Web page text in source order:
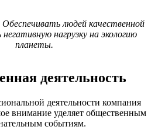
Обеспечивать людей качественной
нагрузку на экологию
планеты.
деятельность
деятельности компания
уделяет общественным
событиям.